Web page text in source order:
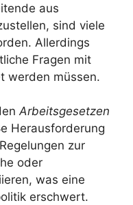
aus
sind viele
Allerdings
Fragen mit
werden müssen.
Arbeitsgesetzen
Herausforderung
zur
oder
was eine
erschwert.